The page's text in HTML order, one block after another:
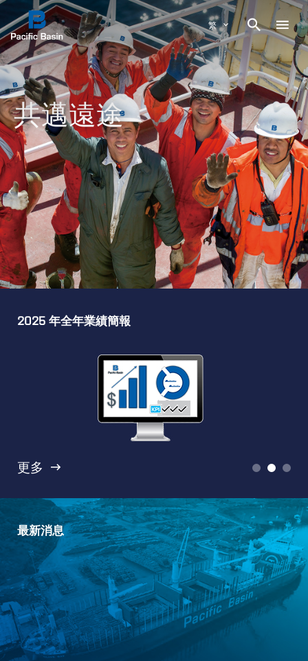
繁 
共邁遠途
共邁遠途
共邁遠途
2025 年全年業績簡報
更多 
最新消息